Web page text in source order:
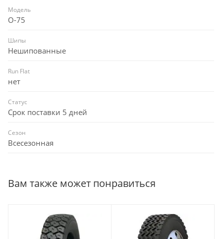
Модель
О-75
Шипы
Нешипованные
Run Flat
нет
Статус
Срок поставки 5 дней
Сезон
Всесезонная
Вам также может понравиться